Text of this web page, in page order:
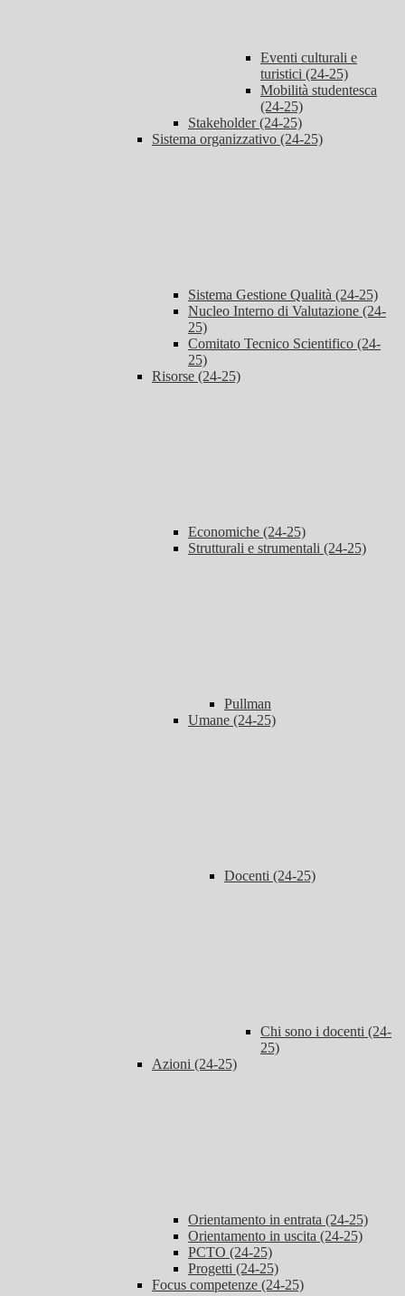
Eventi culturali e
turistici (24-25)
Mobilità studentesca
(24-25)
Stakeholder (24-25)
Sistema organizzativo (24-25)
Sistema Gestione Qualità (24-25)
Nucleo Interno di Valutazione (24-
25)
Comitato Tecnico Scientifico (24-
25)
Risorse (24-25)
Economiche (24-25)
Strutturali e strumentali (24-25)
Pullman
Umane (24-25)
Docenti (24-25)
Chi sono i docenti (24-
25)
Azioni (24-25)
Orientamento in entrata (24-25)
Orientamento in uscita (24-25)
PCTO (24-25)
Progetti (24-25)
Focus competenze (24-25)